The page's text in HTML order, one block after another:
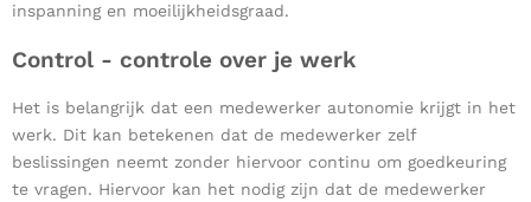
inspanning en moeilijkheidsgraad.
Control - controle over je werk
Het is belangrijk dat een medewerker autonomie krijgt in het
werk. Dit kan betekenen dat de medewerker zelf
beslissingen neemt zonder hiervoor continu om goedkeuring
te vragen. Hiervoor kan het nodig zijn dat de medewerker